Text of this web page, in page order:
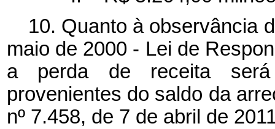
10. Quanto à observância
maio de 2000 - Lei de
a perda de receita será
provenientes do saldo da
nº 7.458, de 7 de abril de